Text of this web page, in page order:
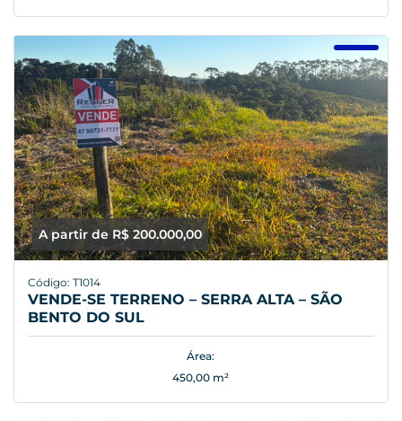
A partir de R$ 200.000,00
Código: T1014
VENDE-SE TERRENO – SERRA ALTA – SÃO
BENTO DO SUL
Área:
450,00 m²